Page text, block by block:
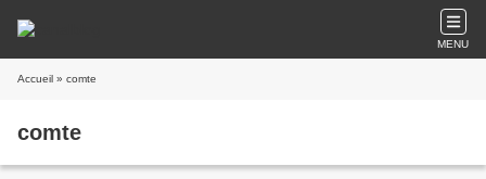
MENU
Accueil » comte
comte